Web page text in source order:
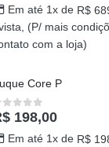
Em até 1x de R$
(P/ mais
com a loja)
Core P
out of 5
198,00
Em até 1x de R$